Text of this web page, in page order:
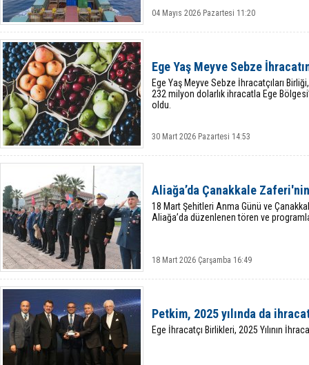
04 Mayıs 2026 Pazartesi 11:20
Ege Yaş Meyve Sebze
Ege Yaş Meyve Sebze İhracatçıları
232 milyon dolarlık ihracatla Ege
oldu.
30 Mart 2026 Pazartesi 14:53
Aliağa’da Çanakkale
18 Mart Şehitleri Anma Günü ve
Aliağa’da düzenlenen tören ve
18 Mart 2026 Çarşamba 16:49
Petkim, 2025 yılında da
Ege İhracatçı Birlikleri, 2025 Yılının İhracat